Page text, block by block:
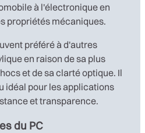
à l'électronique en
propriétés mécaniques.
préféré à d'autres
en raison de sa plus
et de sa clarté optique. Il
idéal pour les applications
et transparence.
du PC